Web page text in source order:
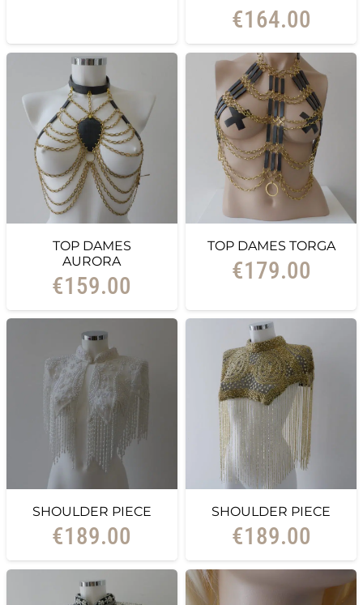
€164.00
TOP DAMES
AURORA
€159.00
TOP DAMES TORGA
€179.00
SHOULDER PIECE
€189.00
SHOULDER PIECE
€189.00